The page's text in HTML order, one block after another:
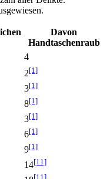
Davon
Handtaschenraub
4
2[1]
3[1]
8[1]
3[1]
6[1]
9[1]
14[11]
[11]